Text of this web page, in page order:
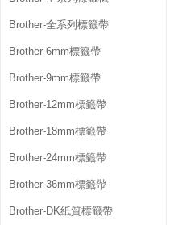
Brother-全系列標籤帶
Brother-6mm標籤帶
Brother-9mm標籤帶
Brother-12mm標籤帶
Brother-18mm標籤帶
Brother-24mm標籤帶
Brother-36mm標籤帶
Brother-DK紙質標籤帶